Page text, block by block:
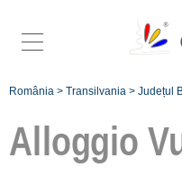
România > Transilvania > Județul
Alloggio